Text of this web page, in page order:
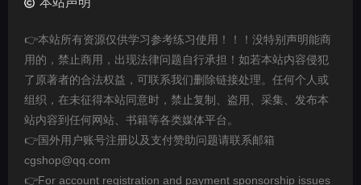
👉本站所有资源仅供学习参考练习使用！！！没特别声明能商
用的，禁止商用，出现法律问题自行承担！如若本站内容侵犯
了原著者的合法权益，可联系我们删除链接处理。任何个人或
组织，在未征得本站同意时，禁止复制、盗用、采集、发布本
站内容到任何网站、书籍等各类媒体平台。
👉国外用户账号注册以及支付赞助问题请联系邮箱
cgshop@qq.com
👉For account registration and payment sponsorship issues